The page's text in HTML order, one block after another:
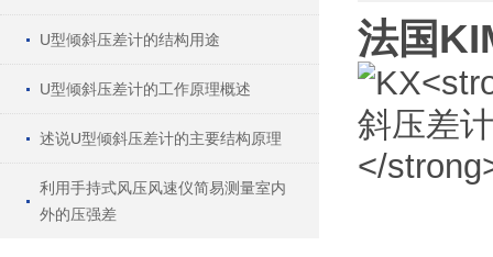
U型倾斜压差计的结构用途
U型倾斜压差计的工作原理概述
述说U型倾斜压差计的主要结构原理
利用手持式风压风速仪简易测量室内
外的压强差
法国